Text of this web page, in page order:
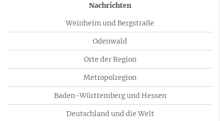
Nachrichten
Weinheim und Bergstraße
Odenwald
Orte der Region
Metropolregion
Baden-Württemberg und Hessen
Deutschland und die Welt